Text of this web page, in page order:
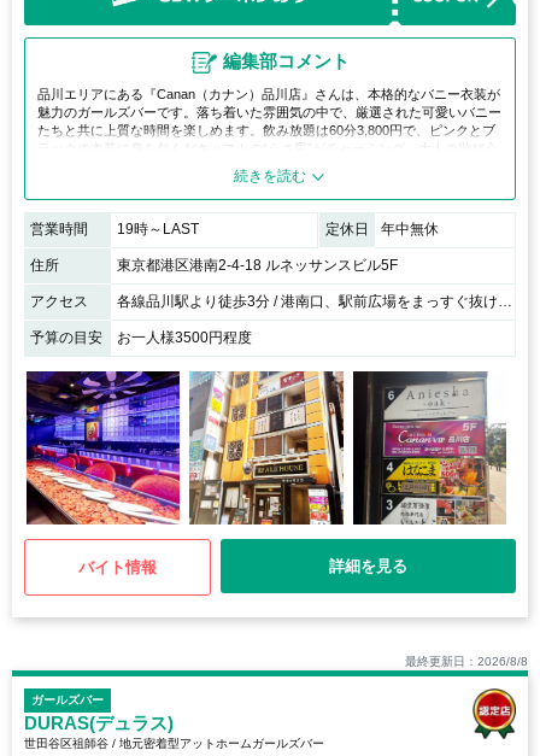
編集部コメント
品川エリアにある『Canan（カナン）品川店』さんは、本格的なバニー衣装が
魅力のガールズバーです。落ち着いた雰囲気の中で、厳選された可愛いバニー
たちと共に上質な時間を楽しめます。飲み放題は60分3,800円で、ピンクとブ
ラックの衣装に身を包んだキャストの“うさ尻”がチャーミング。大人の遊び心
営業時間 19時～LAST 定休日 年中無休
住所 東京都港区港南2-4-18 ルネッサンスビル5F
アクセス
予算の目安 お一人様3500円程度
バイト情報 詳細を見る
最終更新日：2026/8/8
ガールズバー
DURAS(デュラス)
世田谷区祖師谷 / 地元密着型アットホームガールズバー